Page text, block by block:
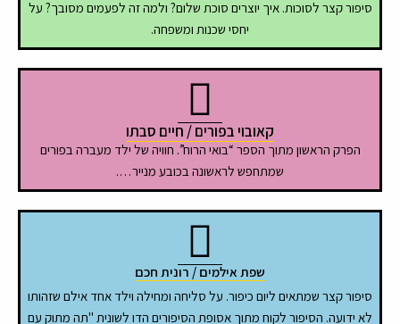
סיפור קצר לסוכות. איך יוצרים סוכת שלום? ולמה זה לפעמים מסובך? על
יחסי שכנות ומשפחה.
קאובוי בפורים / חיים סבתו
הפרק הראשון מתוך הספר “בואי הרוח”. חוויה של ילד מעברה בפורים
שמתחפש לראשונה בכובע מנייר….
שפת אילמים / רונית חכם
סיפור קצר שמתאים ליום כיפור. על סליחה ומחילה וילד אחד אילם שזהותו
לא ידועה. הסיפור לקוח מתוך אסופת הסיפורים הדו לשונית "תה מתוק עם